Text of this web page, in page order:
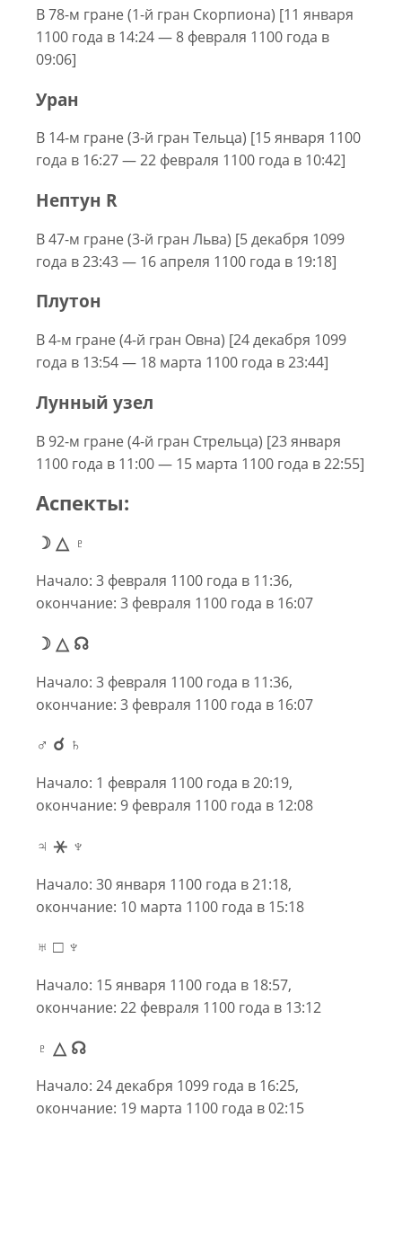
В 78-м гране (1-й гран Скорпиона) [11 января
1100 года в 14:24 — 8 февраля 1100 года в
09:06]
Уран
В 14-м гране (3-й гран Тельца) [15 января 1100
года в 16:27 — 22 февраля 1100 года в 10:42]
Нептун R
В 47-м гране (3-й гран Льва) [5 декабря 1099
года в 23:43 — 16 апреля 1100 года в 19:18]
Плутон
В 4-м гране (4-й гран Овна) [24 декабря 1099
года в 13:54 — 18 марта 1100 года в 23:44]
Лунный узел
В 92-м гране (4-й гран Стрельца) [23 января
1100 года в 11:00 — 15 марта 1100 года в 22:55]
Аспекты:
☽ △ ♇
Начало: 3 февраля 1100 года в 11:36,
окончание: 3 февраля 1100 года в 16:07
☽ △ ☊
Начало: 3 февраля 1100 года в 11:36,
окончание: 3 февраля 1100 года в 16:07
♂ ☌ ♄
Начало: 1 февраля 1100 года в 20:19,
окончание: 9 февраля 1100 года в 12:08
♃ ⚹ ♆
Начало: 30 января 1100 года в 21:18,
окончание: 10 марта 1100 года в 15:18
♅ □ ♆
Начало: 15 января 1100 года в 18:57,
окончание: 22 февраля 1100 года в 13:12
♇ △ ☊
Начало: 24 декабря 1099 года в 16:25,
окончание: 19 марта 1100 года в 02:15